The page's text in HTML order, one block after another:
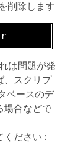
削除します
は問題が発
、スクリプ
ベースのデ
場合などで
ください :